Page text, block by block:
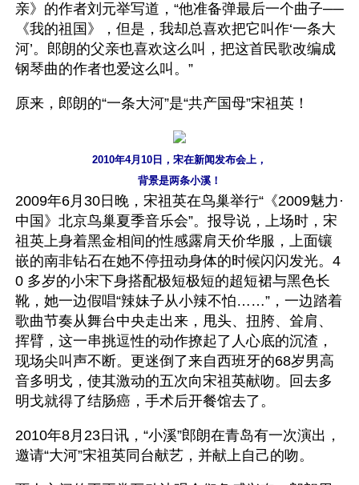
亲》的作者刘元举写道，“他准备弹最后一个曲子──
《我的祖国》，但是，我却总喜欢把它叫作‘一条大
河’。郎朗的父亲也喜欢这么叫，把这首民歌改编成
钢琴曲的作者也爱这么叫。”
原来，郎朗的“一条大河”是“共产国母”宋祖英！
2010年4月10日，宋在新闻发布会上，
背景是两条小溪！
2009年6月30日晚，宋祖英在鸟巢举行“《2009魅力·
中国》北京鸟巢夏季音乐会”。报导说，上场时，宋
祖英上身着黑金相间的性感露肩天价华服，上面镶
嵌的南非钻石在她不停扭动身体的时候闪闪发光。4
0 多岁的小宋下身搭配极短极短的超短裙与黑色长
靴，她一边假唱“辣妹子从小辣不怕……”，一边踏着
歌曲节奏从舞台中央走出来，甩头、扭胯、耸肩、
挥臂，这一串挑逗性的动作撩起了人心底的沉渣，
现场尖叫声不断。更迷倒了来自西班牙的68岁男高
音多明戈，使其激动的五次向宋祖英献吻。回去多
明戈就得了结肠癌，手术后开餐馆去了。
2010年8月23日讯，“小溪”郎朗在青岛有一次演出，
邀请“大河”宋祖英同台献艺，并献上自己的吻。